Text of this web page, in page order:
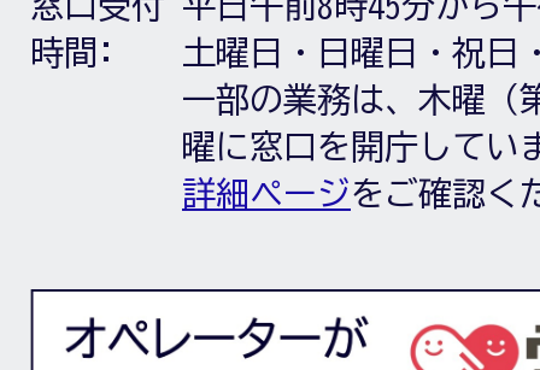
時間:
土曜日・日曜日・祝日
一部の業務は、木曜（
曜に窓口を開庁してい
詳細ページをご確認く